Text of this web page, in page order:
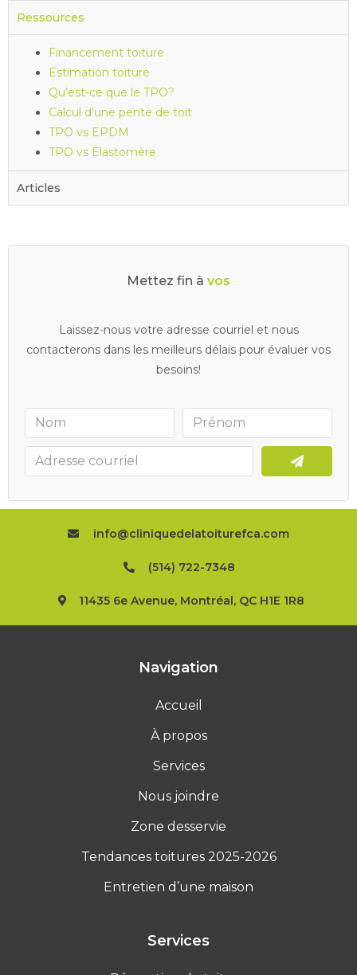
Ressources
Financement toiture
Estimation toiture
Qu’est-ce que le TPO?
Calcul d’une pente de toit
TPO vs EPDM
TPO vs Elastomère
Articles
Mettez fin à vo s drai
Laissez-nous votre adresse courriel et nous
contacterons dans les meilleurs délais pour évaluer vos
besoins!
info@cliniquedelatoiturefca.com
(514) 722-7348
11435 6e Avenue, Montréal, QC H1E 1R8
Navigation
Accueil
À propos
Services
Nous joindre
Zone desservie
Tendances toitures 2025-2026
Entretien d’une maison
Services